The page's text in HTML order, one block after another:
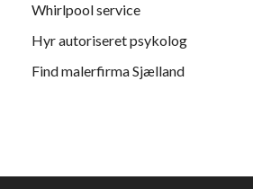
Whirlpool service
Hyr autoriseret psykolog
Find malerfirma Sjælland